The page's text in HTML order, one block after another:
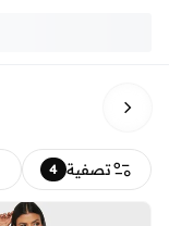
تصفية 4